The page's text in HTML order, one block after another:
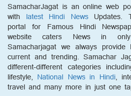
SamacharJagat is an online web
with latest Hindi NewsUpdates.
portal for Famous Hindi
website caters News in
Samacharjagat we always
current and trending. Samachar
different-different categories
lifestyle, National News in Hindi,
travel and many more in just one